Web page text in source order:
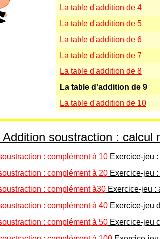
La table d'addition de 4
La table d'addition de 5
La table d'addition de 6
La table d'addition de 7
La table d'addition de 8
La table d'addition de 9
La table d'addition de 10
Addition soustraction : calcul
: complément à 10 Exercice-jeu
: complément à 20 Exercice-jeu
: complément à30 Exercice-jeu :
: complément à 40 Exercice-jeu
: complément à 50 Exercice-jeu